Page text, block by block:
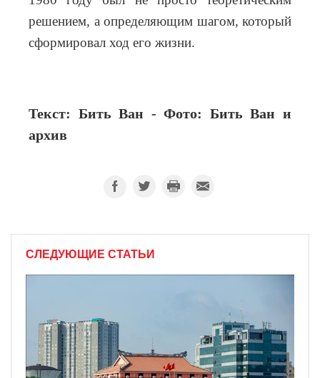
решением, а определяющим шагом, который
сформировал ход его жизни.
Текст: Бить Ван - Фото: Бить Ван и
архив
СЛЕДУЮЩИЕ СТАТЬИ